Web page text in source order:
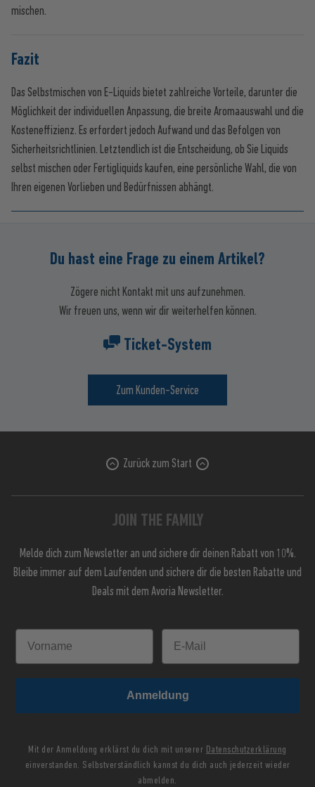
mischen.
Fazit
Das Selbstmischen von E-Liquids bietet zahlreiche Vorteile, darunter die
Möglichkeit der individuellen Anpassung, die breite Aromaauswahl und die
Kosteneffizienz. Es erfordert jedoch Aufwand und das Befolgen von
Sicherheitsrichtlinien. Letztendlich ist die Entscheidung, ob Sie Liquids
selbst mischen oder Fertigliquids kaufen, eine persönliche Wahl, die von
Ihren eigenen Vorlieben und Bedürfnissen abhängt.
Du hast eine Frage zu einem Artikel?
Zögere nicht Kontakt mit uns aufzunehmen.
Wir freuen uns, wenn wir dir weiterhelfen können.
Ticket-System
Zum Kunden-Service
Zurück zum Start
JOIN THE FAMILY
Melde dich zum Newsletter an und sichere dir deinen Rabatt von 10%.
Bleibe immer auf dem Laufenden und sichere dir die besten Rabatte und
Deals mit dem Avoria Newsletter.
Anmeldung
Mit der Anmeldung erklärst du dich mit unserer Datenschutzerklärung
einverstanden. Selbstverständlich kannst du dich auch jederzeit wieder
abmelden.